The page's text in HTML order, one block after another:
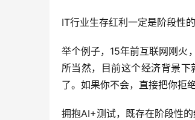
IT行业生存红利一定是阶段性
举个例子，15年前互联网刚火
所当然，目前这个经济背景
了。如果你不会，直接把你拒绝
拥抱AI+测试，既存在阶段性的